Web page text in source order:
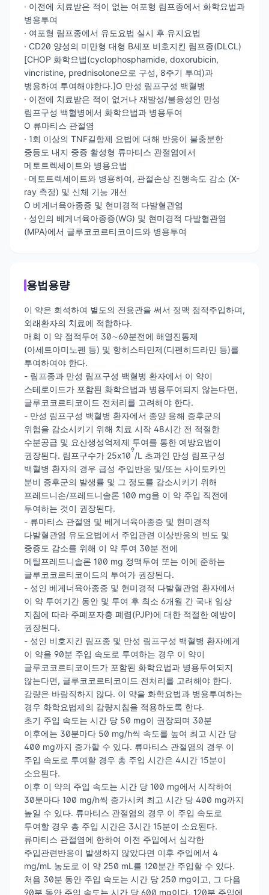
· 이전에 치료받은 적이 없는 여포형 림프종에서 화학요법과
병용투여
· 여포형 림프종에서 유도요법 실시 후 유지요법
· CD20 양성의 미만형 대형 B세포 비호지킨 림프종(DLCL)
[CHOP 화학요법(cyclophosphamide, doxorubicin,
vincristine, prednisolone으로 구성, 8주기 투여)과
병용하여 투여해야한다.]O 만성 림프구성 백혈병
· 이전에 치료받은 적이 없거나 재발성/불응성인 만성
림프구성 백혈병에서 화학요법과 병용투여
O 류마티스 관절염
· 1회 이상의 TNF길항제 요법에 대해 반응이 불충분한
중등도 내지 중증 활성형 류마티스 관절염에서
메토트렉세이트와 병용요법
· 메토트렉세이트와 병용하여, 관절손상 진행속도 감소 (X-
ray 측정) 및 신체 기능 개선
O 베게너육아종증 및 현미경적 다발혈관염
· 성인의 베게너육아종증(WG) 및 현미경적 다발혈관염
(MPA)에서 글루코코르티코이드와 병용투여
용법용량
이 약은 희석하여 별도의 전용관을 써서 정맥 점적주입하며,
외래환자의 치료에 적합하다.
매회 이 약 점적투여 30∼60분전에 해열진통제
(아세트아미노펜 등) 및 항히스타민제(디펜히드라민 등)를
투여하여야 한다.
- 림프종과 만성 림프구성 백혈병 환자에서 이 약이
스테로이드가 포함된 화학요법과 병용투여되지 않는다면,
글루코코르티코이드 전처리를 고려해야 한다.
- 만성 림프구성 백혈병 환자에서 종양 용해 증후군의
위험을 감소시키기 위해 치료 시작 48시간 전 적절한
수분공급 및 요산생성억제제 투여를 통한 예방요법이
권장된다. 림프구수가 25x10
9
/L 초과인 만성 림프구성
백혈병 환자의 경우 급성 주입반응 및/또는 사이토카인
분비 증후군의 발생률 및 그 정도를 감소시키기 위해
프레드니손/프레드니솔론 100 mg을 이 약 주입 직전에
투여하는 것이 권장된다.
- 류마티스 관절염 및 베게너육아종증 및 현미경적
다발혈관염 유도요법에서 주입관련 이상반응의 빈도 및
중증도 감소를 위해 이 약 투여 30분 전에
메틸프레드니솔론 100 mg 정맥투여 또는 이에 준하는
글루코코르티코이드의 투여가 권장된다.
- 성인 베게너육아종증 및 현미경적 다발혈관염 환자에서
이 약 투여기간 동안 및 투여 후 최소 6개월 간 국내 임상
지침에 따라 주폐포자충 폐렴(PJP)에 대한 적절한 예방이
권장된다.
- 성인 비호지킨 림프종 및 만성 림프구성 백혈병 환자에게
이 약을 90분 주입 속도로 투여하는 경우 이 약이
글루코코르티코이드가 포함된 화학요법과 병용투여되지
않는다면, 글루코코르티코이드 전처리를 고려해야 한다.
감량은 바람직하지 않다. 이 약을 화학요법과 병용투여하는
경우 화학요법제의 감량지침을 적용하도록 한다.
초기 주입 속도는 시간 당 50 mg이 권장되며 30분
이후에는 30분마다 50 mg/h씩 속도를 높여 최고 시간 당
400 mg까지 증가할 수 있다. 류마티스 관절염의 경우 이
주입 속도로 투여할 경우 총 주입 시간은 4시간 15분이
소요된다.
이후 이 약의 주입 속도는 시간 당 100 mg에서 시작하여
30분마다 100 mg/h씩 증가시켜 최고 시간 당 400 mg까지
높일 수 있다. 류마티스 관절염의 경우 이 주입 속도로
투여할 경우 총 주입 시간은 3시간 15분이 소요된다.
류마티스 관절염에 한하여 이전 주입에서 심각한
주입관련반응이 발생하지 않았다면 이후 주입에서 4
mg/mL 농도로 이 약 250 mL를 120분간 주입할 수 있다.
처음 30분 동안 주입 속도는 시간 당 250 mg이고, 그 다음
90분 동안 주입 속도는 시간 당 600 mg이다. 120분 주입에